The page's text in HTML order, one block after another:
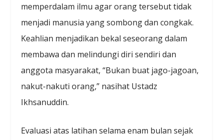
memperdalam ilmu agar orang tersebut tidak
menjadi manusia yang sombong dan congkak.
Keahlian menjadikan bekal seseorang dalam
membawa dan melindungi diri sendiri dan
anggota masyarakat, “Bukan buat jago-jagoan,
nakut-nakuti orang,” nasihat Ustadz
Ikhsanuddin.
Evaluasi atas latihan selama enam bulan sejak